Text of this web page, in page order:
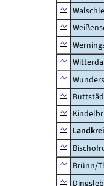
Witterda
Brünn/